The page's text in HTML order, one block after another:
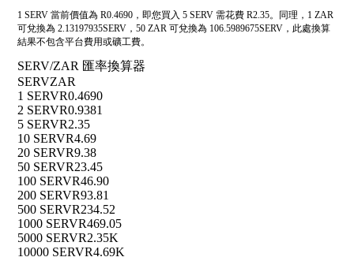
1 SERV 當前價值為 R0.4690，即您買入 5 SERV 需花費 R2.35。同理，1 ZAR
可兌換為 2.13197935SERV，50 ZAR 可兌換為 106.5989675SERV，此處換算
結果不包含平台費用或礦工費。
SERV/ZAR 匯率換算器
SERVZAR
1 SERVR0.4690
2 SERVR0.9381
5 SERVR2.35
10 SERVR4.69
20 SERVR9.38
50 SERVR23.45
100 SERVR46.90
200 SERVR93.81
500 SERVR234.52
1000 SERVR469.05
5000 SERVR2.35K
10000 SERVR4.69K